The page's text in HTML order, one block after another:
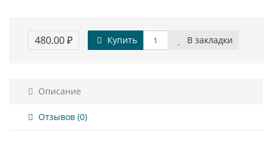
480.00 ₽ Купить В закладки
Описание
Отзывов (0)